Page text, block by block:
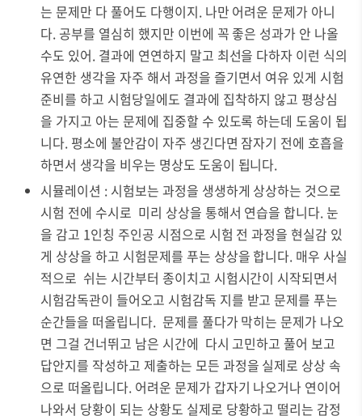
는 문제만 다 풀어도 다행이지. 나만 어려운 문제가 아니
다. 공부를 열심히 했지만 이번에 꼭 좋은 성과가 안 나올
수도 있어. 결과에 연연하지 말고 최선을 다하자 이런 식의
유연한 생각을 자주 해서 과정을 즐기면서 여유 있게 시험
준비를 하고 시험당일에도 결과에 집착하지 않고 평상심
을 가지고 아는 문제에 집중할 수 있도록 하는데 도움이 됩
니다. 평소에 불안감이 자주 생긴다면 잠자기 전에 호흡을
하면서 생각을 비우는 명상도 도움이 됩니다.
시뮬레이션 : 시험보는 과정을 생생하게 상상하는 것으로
시험 전에 수시로 미리 상상을 통해서 연습을 합니다. 눈
을 감고 1인칭 주인공 시점으로 시험 전 과정을 현실감 있
게 상상을 하고 시험문제를 푸는 상상을 합니다. 매우 사실
적으로 쉬는 시간부터 종이치고 시험시간이 시작되면서
시험감독관이 들어오고 시험감독 지를 받고 문제를 푸는
순간들을 떠올립니다. 문제를 풀다가 막히는 문제가 나오
면 그걸 건너뛰고 남은 시간에 다시 고민하고 풀어 보고
답안지를 작성하고 제출하는 모든 과정을 실제로 상상 속
으로 떠올립니다. 어려운 문제가 갑자기 나오거나 연이어
나와서 당황이 되는 상황도 실제로 당황하고 떨리는 감정